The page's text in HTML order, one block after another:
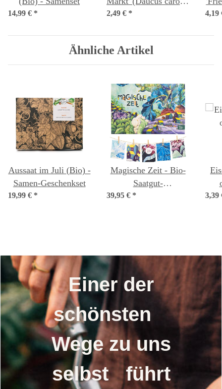
14,99 € * 2,49 € * 4,19
Ähnliche Artikel
Aussaat im Juli (Bio) -
Samen-Geschenkset
19,99 € *
Magische Zeit - Bio-
Saatgut-
Adventskalender -
39,95 € * 3,39
Einer der
schönsten
Wege zu uns
selbst führt